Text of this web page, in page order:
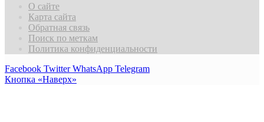
О сайте
Карта сайта
Обратная связь
Поиск по меткам
Политика конфиденциальности
Facebook Twitter WhatsApp Telegram
Кнопка «Наверх»